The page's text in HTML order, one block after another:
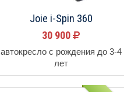
Joie i-Spin 360
30 900
автокресло с рождения до 3-4
лет